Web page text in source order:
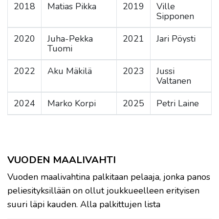
2018
Matias Pikka 2019
Ville
Sipponen
2020
Juha-Pekka
Tuomi
2021 Jari Pöysti
2022 Aku Mäkilä 2023
Jussi
Valtanen
2024
Marko Korpi 2025 Petri Laine
VUODEN MAALIVAHTI
Vuoden maalivahtina palkitaan pelaaja, jonka panos
peliesityksillään on ollut joukkueelleen erityisen
suuri läpi kauden. Alla palkittujen lista